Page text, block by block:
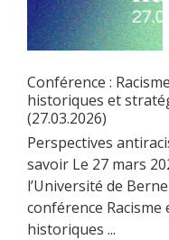
Conférence :
historiques et
(27.03.2026)
Perspectives
savoir Le 27 mars
l’Université de
conférence
historiques ...